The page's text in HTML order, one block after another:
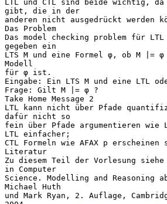
LTL und CTL sind beide wichtig,
gibt, die in der
anderen nicht ausgedrückt werden
Das Problem
Das model checking problem für
gegeben ein
LTS M und eine Formel φ, ob M
Modell
für φ ist.
Eingabe: Ein LTS M und eine LTL
Frage: Gilt M |= φ ?
Take Home Message 2
LTL kann nicht über Pfade
dafür nicht so
fein über Pfade argumentieren
LTL einfacher;
CTL Formeln wie AFAX p
Literatur
Zu diesem Teil der Vorlesung
in Computer
Science. Modelling and Reasoning
Michael Huth
und Mark Ryan, 2. Auflage,